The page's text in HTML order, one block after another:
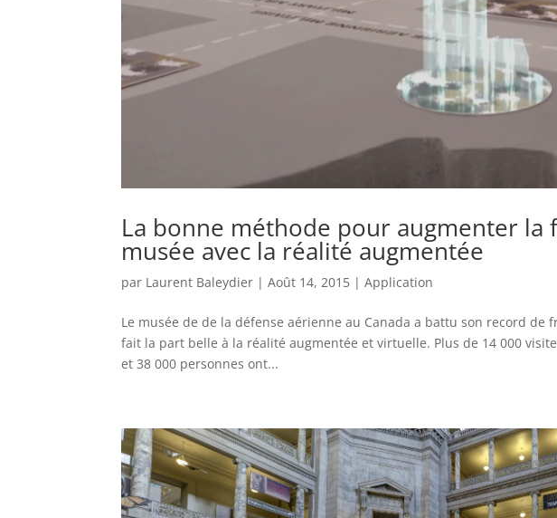
La bonne méthode pour augmenter la
musée avec la réalité augmentée
par Laurent Baleydier |Août 14, 2015 |Application
Le musée de de la défense aérienne au Canada a battu son record
fait la part belle à la réalité augmentée et virtuelle. Plus de 14 000
et 38 000 personnes ont...